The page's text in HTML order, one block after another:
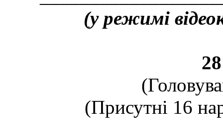
(у режимі
(Присутні 16